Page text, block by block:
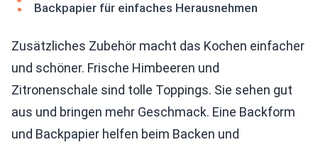
Backpapier für einfaches Herausnehmen
Zusätzliches Zubehör macht das Kochen einfacher
und schöner. Frische Himbeeren und
Zitronenschale sind tolle Toppings. Sie sehen gut
aus und bringen mehr Geschmack. Eine Backform
und Backpapier helfen beim Backen und